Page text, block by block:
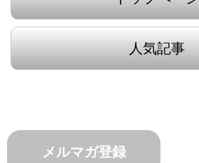
人気記事
メルマガ登録